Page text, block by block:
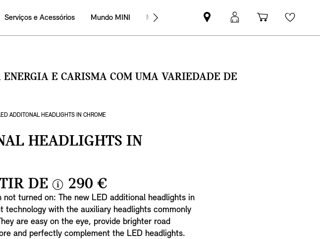
Serviços e Acessórios Mundo MINI MINI Empresas
Pesquisar
parceiro
Iniciar
sessão
Carrinho
de
E CARISMA COM UMA VARIEDADE DE
ADDITONAL HEADLIGHTS IN CHROME
HEADLIGHTS IN
DE
i
n
f
o
290 €
not turned on: The new LED additional headlights in
technology with the auxiliary headlights commonly
are easy on the eye, provide brighter road
and perfectly complement the LED headlights.